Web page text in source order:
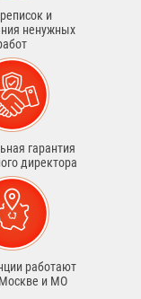
и
ненужных
гарантия
директора
работают
и МО